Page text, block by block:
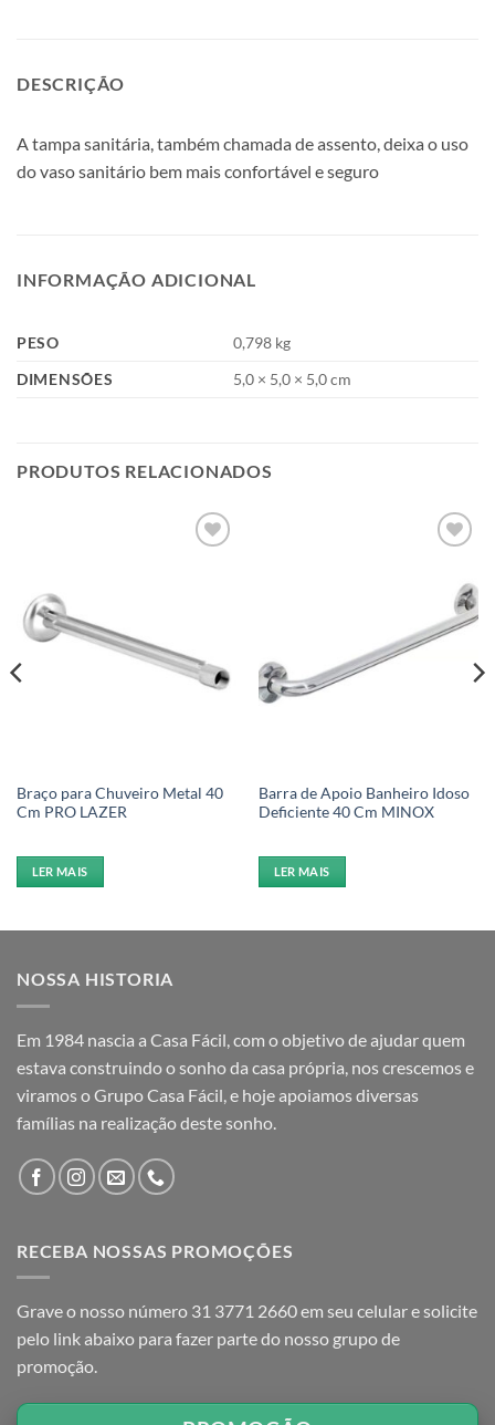
DESCRIÇÃO
A tampa sanitária, também chamada de assento, deixa o uso
do vaso sanitário bem mais confortável e seguro
INFORMAÇÃO ADICIONAL
PESO
0,798 kg
DIMENSÕES
5,0 × 5,0 × 5,0 cm
PRODUTOS RELACIONADOS
Braço para Chuveiro Metal 40
Cm PRO LAZER
LER MAIS
Barra de Apoio Banheiro Idoso
Deficiente 40 Cm MINOX
LER MAIS
NOSSA HISTORIA
Em 1984 nascia a Casa Fácil, com o objetivo de ajudar quem
estava construindo o sonho da casa própria, nos crescemos e
viramos o Grupo Casa Fácil, e hoje apoiamos diversas
famílias na realização deste sonho.
RECEBA NOSSAS PROMOÇÕES
Grave o nosso número 31 3771 2660 em seu celular e solicite
pelo link abaixo para fazer parte do nosso grupo de
promoção.